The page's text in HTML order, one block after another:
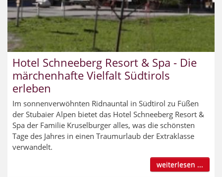
Hotel Schneeberg Resort & Spa - Die
märchenhafte Vielfalt Südtirols
erleben
Im sonnenverwöhnten Ridnauntal in Südtirol zu Füßen
der Stubaier Alpen bietet das Hotel Schneeberg Resort &
Spa der Familie Kruselburger alles, was die schönsten
Tage des Jahres in einen Traumurlaub der Extraklasse
verwandelt.
weiterlesen ...